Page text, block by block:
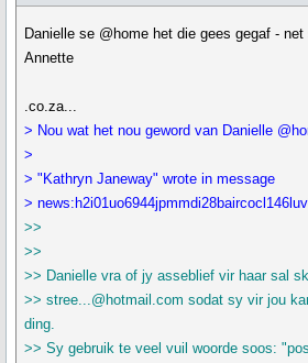
Danielle se @home het die gees gegaf -
Annette
.co.za...
> Nou wat het nou geword van Danielle
>
> "Kathryn Janeway" wrote in message
>
>>
>>
>> Danielle vra of jy asseblief vir haar sal
>> stree...@hotmail.com sodat sy vir jou
ding.
>> Sy gebruik te veel vuil woorde soos: